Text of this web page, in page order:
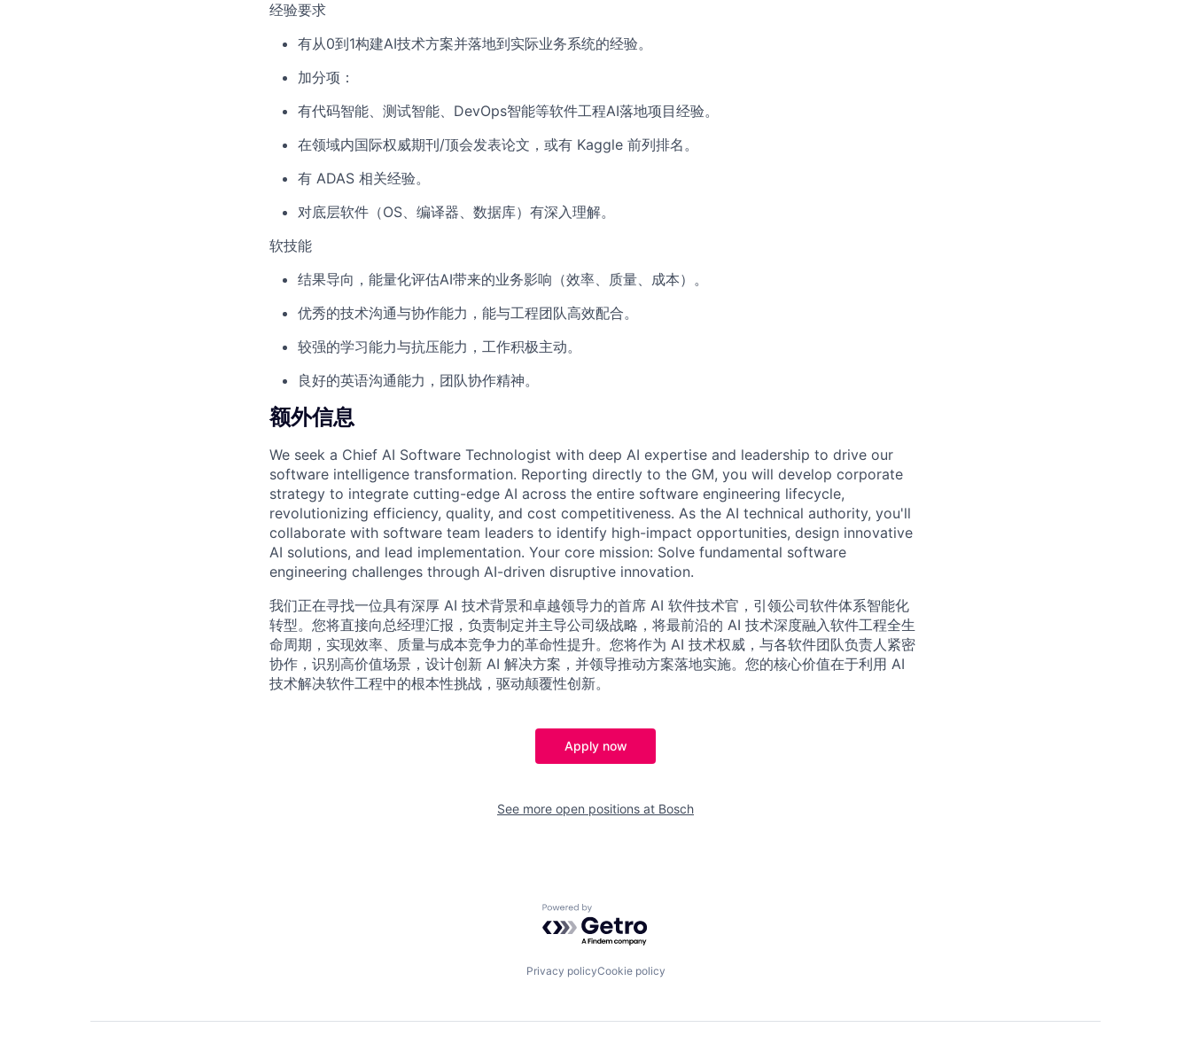
经验要求
有从0到1构建AI技术方案并落地到实际业务系统的经验。
加分项：
有代码智能、测试智能、DevOps智能等软件工程AI落地项目经验。
在领域内国际权威期刊/顶会发表论文，或有 Kaggle 前列排名。
有 ADAS 相关经验。
对底层软件（OS、编译器、数据库）有深入理解。
软技能
结果导向，能量化评估AI带来的业务影响（效率、质量、成本）。
优秀的技术沟通与协作能力，能与工程团队高效配合。
较强的学习能力与抗压能力，工作积极主动。
良好的英语沟通能力，团队协作精神。
额外信息
We seek a Chief AI Software Technologist with deep AI expertise and leadership to drive our
software intelligence transformation. Reporting directly to the GM, you will develop corporate
strategy to integrate cutting-edge AI across the entire software engineering lifecycle,
revolutionizing efficiency, quality, and cost competitiveness. As the AI technical authority, you'll
collaborate with software team leaders to identify high-impact opportunities, design innovative
AI solutions, and lead implementation. Your core mission: Solve fundamental software
engineering challenges through AI-driven disruptive innovation.
我们正在寻找一位具有深厚 AI 技术背景和卓越领导力的首席 AI 软件技术官，引领公司软件体系智能化
转型。您将直接向总经理汇报，负责制定并主导公司级战略，将最前沿的 AI 技术深度融入软件工程全生
命周期，实现效率、质量与成本竞争力的革命性提升。您将作为 AI 技术权威，与各软件团队负责人紧密
协作，识别高价值场景，设计创新 AI 解决方案，并领导推动方案落地实施。您的核心价值在于利用 AI
技术解决软件工程中的根本性挑战，驱动颠覆性创新。
Apply now
See more open positions at Bosch
Powered by Getro.com
Privacy policyCookie policy